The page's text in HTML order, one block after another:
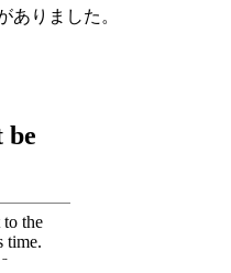
りました。